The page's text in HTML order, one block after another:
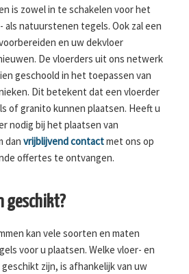
is zowel in te schakelen voor het
als natuurstenen tegels. Ook zal een
en uw dekvloer
De vloerders uit ons netwerk
geschoold in het toepassen van
Dit betekent dat een vloerder
of granito kunnen plaatsen. Heeft u
nodig bij het plaatsen van
dan vrijblijvend contactmet ons op
offertes te ontvangen.
geschikt?
kan vele soorten en maten
voor u plaatsen. Welke vloer- en
zijn, is afhankelijk van uw